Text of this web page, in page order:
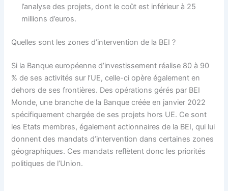
l’analyse des projets, dont le coût est inférieur à 25
millions d’euros.
Quelles sont les zones d’intervention de la BEI ?
Si la Banque européenne d’investissement réalise 80 à 90
% de ses activités sur l’UE, celle-ci opère également en
dehors de ses frontières. Des opérations gérés par BEI
Monde, une branche de la Banque créée en janvier 2022
spécifiquement chargée de ses projets hors UE. Ce sont
les Etats membres, également actionnaires de la BEI, qui lui
donnent des mandats d’intervention dans certaines zones
géographiques. Ces mandats reflètent donc les priorités
politiques de l’Union.